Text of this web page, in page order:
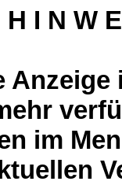
H I N W
im